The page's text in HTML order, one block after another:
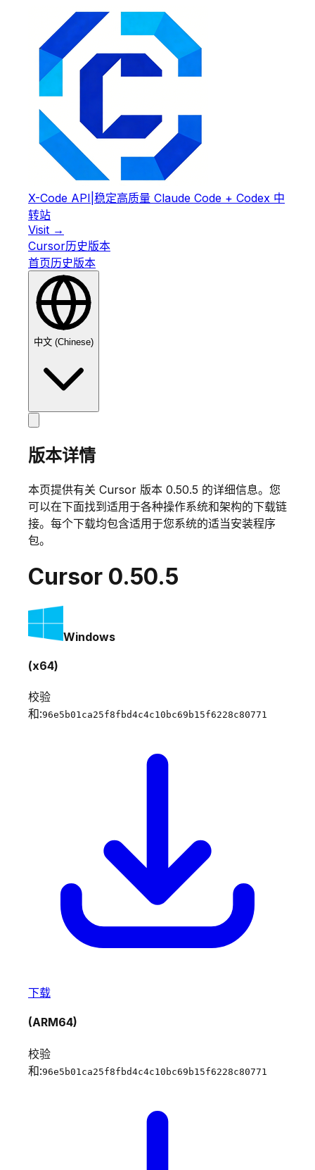
X-Code API 稳定高质量 Claude Code + Codex 中
转站
Visit →
Cursor历史版本
首页历史版本
中文 (Chinese)
版本详情
本页提供有关 Cursor 版本 0.50.5 的详细信息。您
可以在下面找到适用于各种操作系统和架构的下载链
接。每个下载均包含适用于您系统的适当安装程序
包。
Cursor 0.50.5
Windows
(x64)
校验
和:96e5b01ca25f8fbd4c4c10bc69b15f6228c80771
下载
(ARM64)
校验
和:96e5b01ca25f8fbd4c4c10bc69b15f6228c80771